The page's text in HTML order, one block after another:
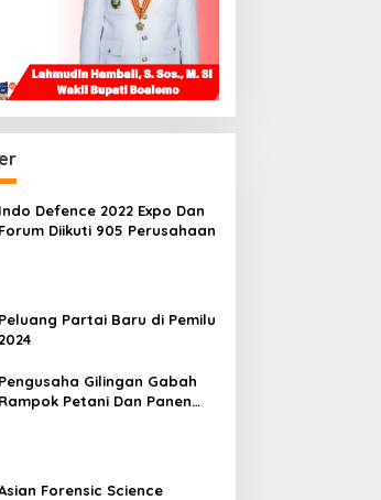
Indo Defence 2022 Expo Dan
Forum Diikuti 905 Perusahaan
Peluang Partai Baru di Pemilu
2024
Pengusaha Gilingan Gabah
Rampok Petani Dan Panen
Forensic Science